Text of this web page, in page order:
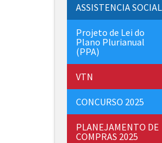
ASSISTENCIA SOCIAL
Projeto de Lei do
Plano Plurianual
(PPA)
VTN
CONCURSO 2025
PLANEJAMENTO DE
COMPRAS 2025